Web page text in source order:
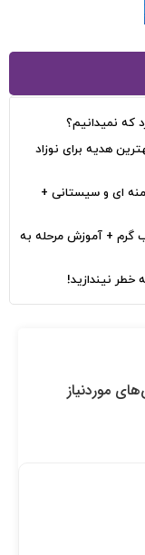
نمیدانیم؟
هدیه برای نوزاد
ای و سیستانی +
+ آموزش مرحله به
نیندازید!